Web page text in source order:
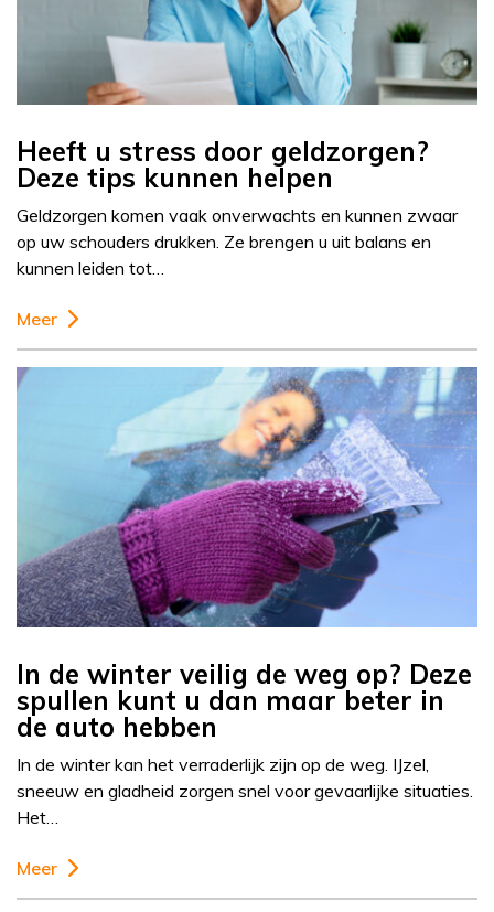
Heeft u stress door geldzorgen?
Deze tips kunnen helpen
Geldzorgen komen vaak onverwachts en kunnen zwaar
op uw schouders drukken. Ze brengen u uit balans en
kunnen leiden tot…
Meer
In de winter veilig de weg op? Deze
spullen kunt u dan maar beter in
de auto hebben
In de winter kan het verraderlijk zijn op de weg. IJzel,
sneeuw en gladheid zorgen snel voor gevaarlijke situaties.
Het…
Meer